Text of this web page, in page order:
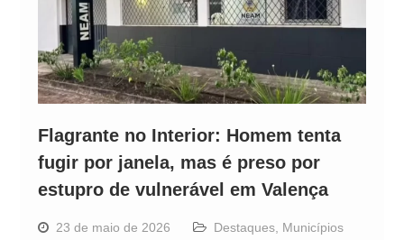
Flagrante no Interior: Homem tenta
fugir por janela, mas é preso por
estupro de vulnerável em Valença
23 de maio de 2026 Destaques, Municípios